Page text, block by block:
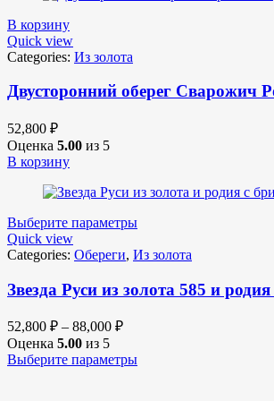
В корзину
Quick view
Categories: Из золота
Двусторонний оберег Сварожич
52,800 ₽
Оценка 5.00 из 5
В корзину
Выберите параметры
Quick view
Categories: Обереги, Из золота
Звезда Руси из золота 585 и
52,800 ₽ – 88,000 ₽
Оценка 5.00 из 5
Выберите параметры